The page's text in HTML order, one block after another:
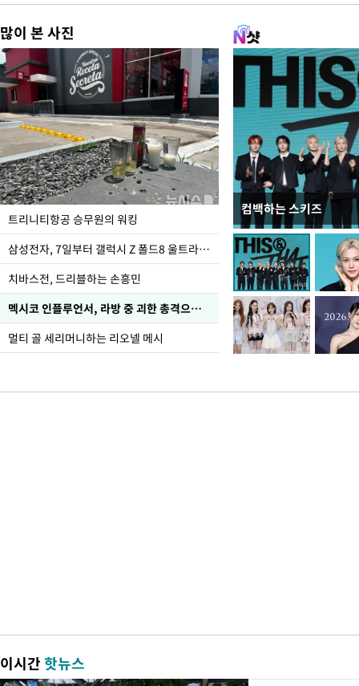
많이 본 사진
트리니티항공 승무원의 워킹
삼성전자, 7일부터 갤럭시 Z 폴드8 울트라·폴드8·플립8 출시
치바스전, 드리블하는 손흥민
멕시코 인플루언서, 라방 중 괴한 총격으로 사망
멀티 골 세리머니하는 리오넬 메시
컴백하는 스키즈
입추 하루 앞둔 전남
폭염
이시간핫뉴스